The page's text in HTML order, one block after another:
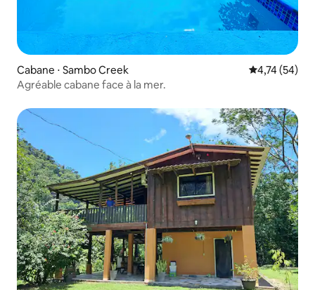
Cabane ⋅ Sambo Creek Évaluation
4,74 (54)
Agréable cabane face à la mer.